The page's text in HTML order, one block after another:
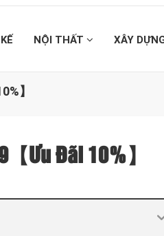
NỘI THẤT XÂY
】
【Ưu Đãi 10%】